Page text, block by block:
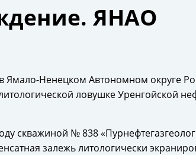
ЯНАО
Ненецком Автономном округе
ловушке Уренгойской
скважиной № 838
залежь литологически